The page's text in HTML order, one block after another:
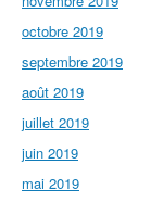
octobre 2019
septembre 2019
août 2019
juillet 2019
juin 2019
mai 2019